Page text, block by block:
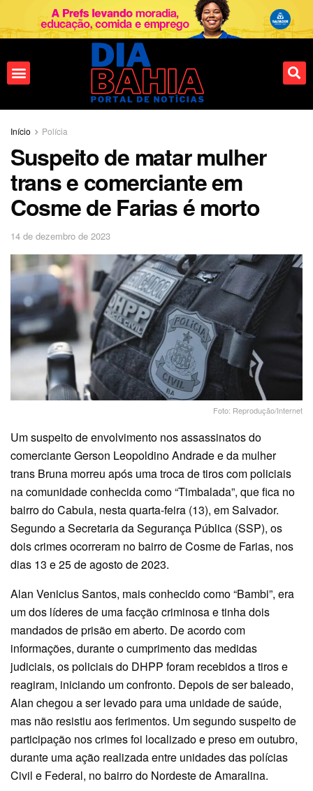
Início Polícia
Suspeito de matar mulher
trans e comerciante em
Cosme de Farias é morto
14 de dezembro de 2023
Foto: Reprodução/Internet
Um suspeito de envolvimento nos assassinatos do
comerciante Gerson Leopoldino Andrade e da mulher
trans Bruna morreu após uma troca de tiros com policiais
na comunidade conhecida como “Timbalada”, que fica no
bairro do Cabula, nesta quarta-feira (13), em Salvador.
Segundo a Secretaria da Segurança Pública (SSP), os
dois crimes ocorreram no bairro de Cosme de Farias, nos
dias 13 e 25 de agosto de 2023.
Alan Venicius Santos, mais conhecido como “Bambi”, era
um dos líderes de uma facção criminosa e tinha dois
mandados de prisão em aberto. De acordo com
informações, durante o cumprimento das medidas
judiciais, os policiais do DHPP foram recebidos a tiros e
reagiram, iniciando um confronto. Depois de ser baleado,
Alan chegou a ser levado para uma unidade de saúde,
mas não resistiu aos ferimentos. Um segundo suspeito de
participação nos crimes foi localizado e preso em outubro,
durante uma ação realizada entre unidades das polícias
Civil e Federal, no bairro do Nordeste de Amaralina.